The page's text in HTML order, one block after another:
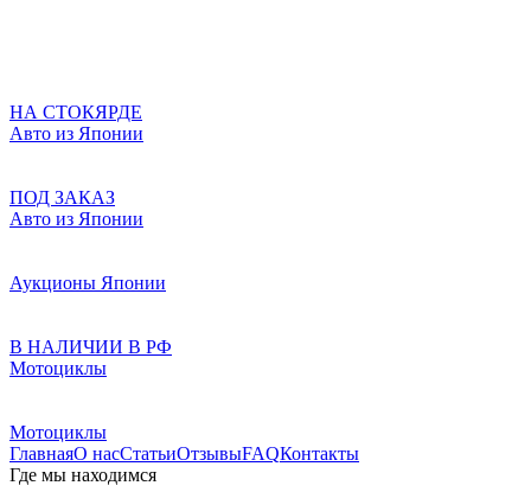
НА СТОКЯРДЕ
Авто из Японии
ПОД ЗАКАЗ
Авто из Японии
Аукционы Японии
В НАЛИЧИИ В РФ
Мотоциклы
Мотоциклы
ГлавнаяО насСтатьиОтзывыFAQКонтакты
Где мы находимся